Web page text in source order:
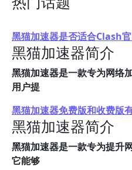
黑猫加速器是否适合Clash
黑猫加速器简介
黑猫加速器是一款专为网络
用户提
黑猫加速器免费版和收费版
黑猫加速器简介
黑猫加速器是一款专为提升
它能够